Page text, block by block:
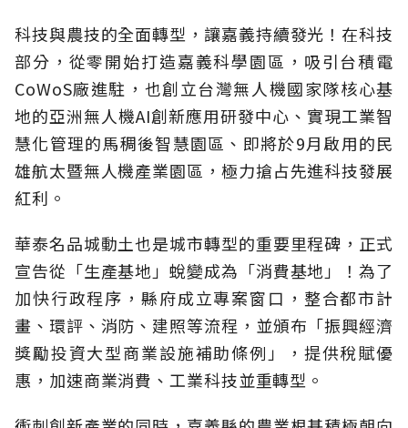
科技與農技的全面轉型，讓嘉義持續發光！在科技
部分，從零開始打造嘉義科學園區，吸引台積電
CoWoS廠進駐，也創立台灣無人機國家隊核心基
地的亞洲無人機AI創新應用研發中心、實現工業智
慧化管理的馬稠後智慧園區、即將於9月啟用的民
雄航太暨無人機產業園區，極力搶占先進科技發展
紅利。
華泰名品城動土也是城市轉型的重要里程碑，正式
宣告從「生產基地」蛻變成為「消費基地」！為了
加快行政程序，縣府成立專案窗口，整合都市計
畫、環評、消防、建照等流程，並頒布「振興經濟
獎勵投資大型商業設施補助條例」，提供稅賦優
惠，加速商業消費、工業科技並重轉型。